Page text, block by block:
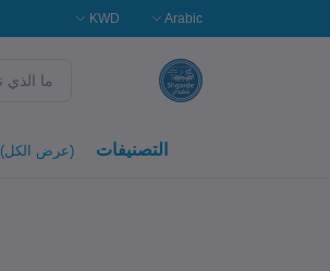
Arabic
KWD
التصنيفات (عرض الكل)